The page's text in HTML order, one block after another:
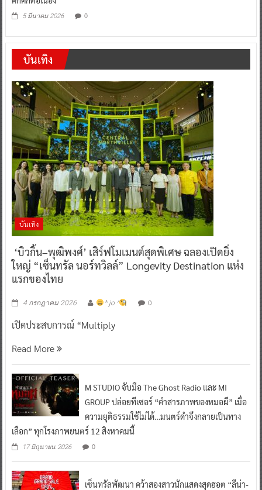
5 มีนาคม 2026 0
บันเทิง
บันเทิง
‘บิวกิ้น–พุฒิพงศ์’ เสิร์ฟโมเมนต์สุดพิเศษ ฉลองเปิดยิ่ง
ใหญ่ “เซ็นทรัล นอร์ทวิลล์” Longevity Destination แห่ง
แรกของไทย
4 กรกฎาคม 2026 ^ jo ^ 0
เปิดประสบการณ์ “Multiply
Read More
M STUDIO จับมือ The Ghost Radio และ MI
GROUP ปล่อยทีเซอร์ “คำสารภาพของหมอผี” เมื่อ
ความยุติธรรมใช้ไม่ได้…มนตร์ดำจึงกลายเป็นทาง
เลือก” ทุกโรงภาพยนตร์ 12 สิงหาคมนี้
17 มิถุนายน 2026 0
เซ็นทรัลพัฒนา คว้าสองสาวนักแสดงสุดฮอต “ลีน่า-